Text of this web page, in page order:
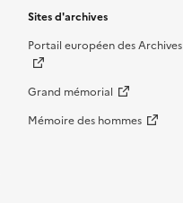
Sites d'archives
Portail européen des Archives
Grand mémorial
Mémoire des hommes